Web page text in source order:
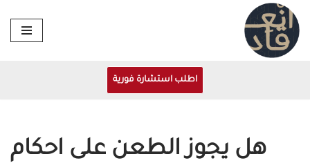
تخطى
إلى
اطلب استشارة فورية
هل يجوز الطعن على احكام